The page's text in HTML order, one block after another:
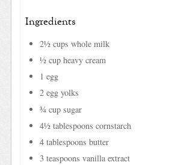
Ingredients
2½ cups whole milk
½ cup heavy cream
1 egg
2 egg yolks
¾ cup sugar
4½ tablespoons cornstarch
4 tablespoons butter
3 teaspoons vanilla extract